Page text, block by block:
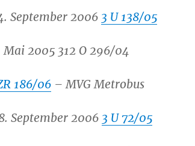
September 2006 3 U 138/05
2005 312 O 296/04
186/06– MVG Metrobus
September 2006 3 U 72/05